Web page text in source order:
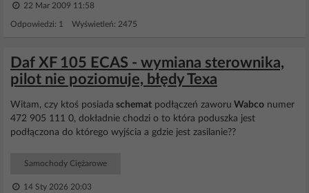
22 Mar 2009 11:58
Odpowiedzi: 1 Wyświetleń: 2475
Daf XF 105 ECAS - wymiana sterownika,
pilot nie poziomuje, błędy Texa
Witam, czy ktoś posiada schemat podłączeń zaworu Wabco numer
472 905 111 0, dokładnie chodzi o to która poduszka jest
podłączona do którego wyjścia a gdzie jest zasilanie??
Samochody Ciężarowe
14 Sty 2026 20:03